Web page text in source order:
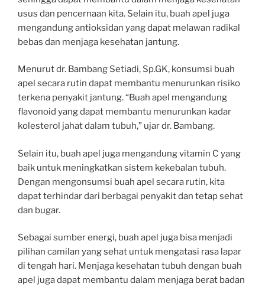
usus dan pencernaan kita. Selain itu, buah apel juga
mengandung antioksidan yang dapat melawan radikal
bebas dan menjaga kesehatan jantung.
Menurut dr. Bambang Setiadi, Sp.GK, konsumsi buah
apel secara rutin dapat membantu menurunkan risiko
terkena penyakit jantung. “Buah apel mengandung
flavonoid yang dapat membantu menurunkan kadar
kolesterol jahat dalam tubuh,” ujar dr. Bambang.
Selain itu, buah apel juga mengandung vitamin C yang
baik untuk meningkatkan sistem kekebalan tubuh.
Dengan mengonsumsi buah apel secara rutin, kita
dapat terhindar dari berbagai penyakit dan tetap sehat
dan bugar.
Sebagai sumber energi, buah apel juga bisa menjadi
pilihan camilan yang sehat untuk mengatasi rasa lapar
di tengah hari. Menjaga kesehatan tubuh dengan buah
apel juga dapat membantu dalam menjaga berat badan